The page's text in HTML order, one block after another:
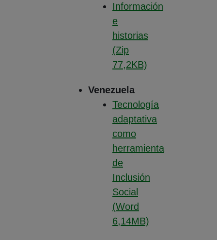
Información
e
historias
(Zip
77,2KB)
Venezuela
Tecnología
adaptativa
como
herramienta
de
Inclusión
Social
(Word
6,14MB)